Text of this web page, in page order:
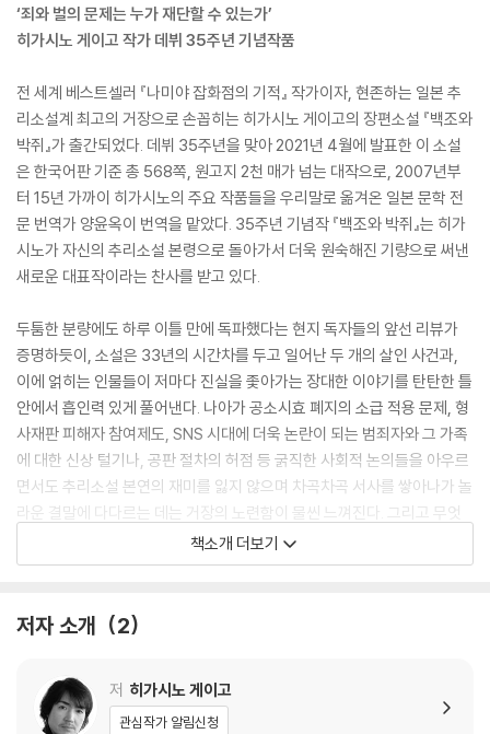
‘죄와 벌의 문제는 누가 재단할 수 있는가’
히가시노 게이고 작가 데뷔 35주년 기념작품
전 세계 베스트셀러 『나미야 잡화점의 기적』 작가이자, 현존하는 일본 추
리소설계 최고의 거장으로 손꼽히는 히가시노 게이고의 장편소설 『백조와
박쥐』가 출간되었다. 데뷔 35주년을 맞아 2021년 4월에 발표한 이 소설
은 한국어판 기준 총 568쪽, 원고지 2천 매가 넘는 대작으로, 2007년부
터 15년 가까이 히가시노의 주요 작품들을 우리말로 옮겨온 일본 문학 전
문 번역가 양윤옥이 번역을 맡았다. 35주년 기념작 『백조와 박쥐』는 히가
시노가 자신의 추리소설 본령으로 돌아가서 더욱 원숙해진 기량으로 써낸
새로운 대표작이라는 찬사를 받고 있다.
두툼한 분량에도 하루 이틀 만에 독파했다는 현지 독자들의 앞선 리뷰가
증명하듯이, 소설은 33년의 시간차를 두고 일어난 두 개의 살인 사건과,
이에 얽히는 인물들이 저마다 진실을 좇아가는 장대한 이야기를 탄탄한 틀
안에서 흡인력 있게 풀어낸다. 나아가 공소시효 폐지의 소급 적용 문제, 형
사재판 피해자 참여제도, SNS 시대에 더욱 논란이 되는 범죄자와 그 가족
에 대한 신상 털기나, 공판 절차의 허점 등 굵직한 사회적 논의들을 아우르
면서도 추리소설 본연의 재미를 잃지 않으며 차곡차곡 서사를 쌓아나가 놀
라운 결말에 다다르는 데는 거장의 노련함이 물씬 느껴진다. 그리고 무엇
보다 그 기저에는 인간에 대한 따뜻한 시선을 견지해온 작가가 전하는, 사
람들이 살아가는 가슴 뭉클한 드라마가 녹아 있다.
책소개 더보기
저자 소개 2
저 히가시노 게이고
관심작가 알림신청